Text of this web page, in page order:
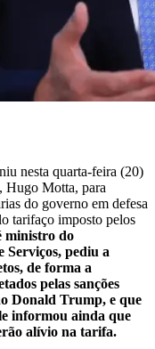
nesta quarta-feira (20)
Hugo Motta, para
do governo em defesa
tarifaço imposto pelos
ministro do
Serviços, pediu a
de forma a
pelas sanções
Donald Trump, e que
informou ainda que
alívio na tarifa.